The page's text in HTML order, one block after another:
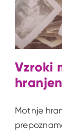
Vzroki
Motnje